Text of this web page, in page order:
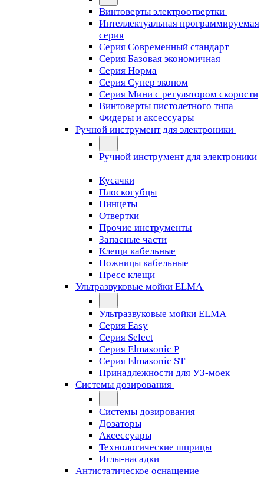
Винтоверты электроотвертки
Интеллектуальная программируемая
серия
Серия Современный стандарт
Серия Базовая экономичная
Серия Норма
Серия Cупер эконом
Серия Мини с регулятором скорости
Винтоверты пистолетного типа
Фидеры и аксессуары
Ручной инструмент для электроники
Ручной инструмент для электроники
Кусачки
Плоскогубцы
Пинцеты
Отвертки
Прочие инструменты
Запасные части
Клещи кабельные
Ножницы кабельные
Пресс клещи
Ультразвуковые мойки ELMA
Ультразвуковые мойки ELMA
Серия Easy
Серия Select
Серия Elmasonic P
Серия Elmasonic ST
Принадлежности для УЗ-моек
Системы дозирования
Системы дозирования
Дозаторы
Аксессуары
Технологические шприцы
Иглы-насадки
Антистатическое оснащение